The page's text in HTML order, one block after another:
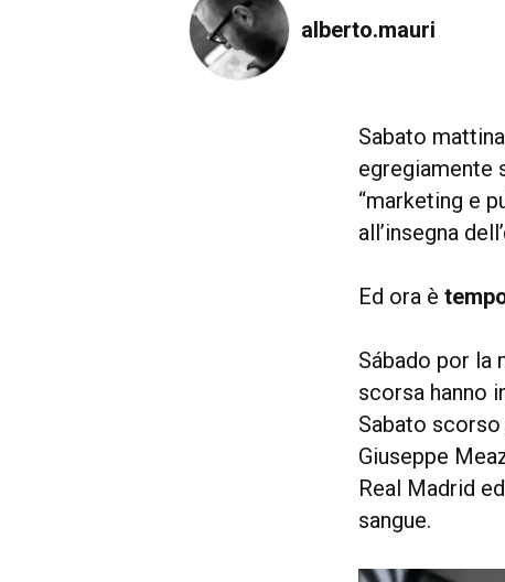
alberto.mauri
Sabato
egregiamente
“marketing e
all’insegna
Ed ora è
Sábado por la
scorsa hanno
Sabato
Giuseppe
Real Madrid
sangue.